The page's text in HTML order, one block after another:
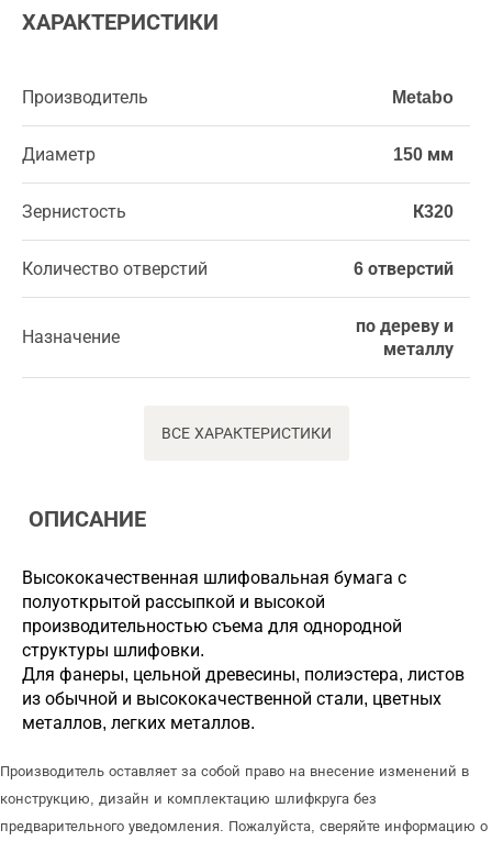
ХАРАКТЕРИСТИКИ
Производитель Metabo
Диаметр 150 мм
Зернистость К320
Количество отверстий 6 отверстий
Назначение
по дереву и
металлу
ВСЕ ХАРАКТЕРИСТИКИ
ОПИСАНИЕ
Высококачественная шлифовальная бумага с
полуоткрытой рассыпкой и высокой
производительностью съема для однородной
структуры шлифовки.
Для фанеры, цельной древесины, полиэстера, листов
из обычной и высококачественной стали, цветных
металлов, легких металлов.
Производитель оставляет за собой право на внесение изменений в
конструкцию, дизайн и комплектацию шлифкруга без
предварительного уведомления. Пожалуйста, сверяйте информацию о